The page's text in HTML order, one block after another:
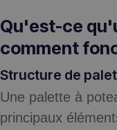
Qu'est-ce
comment
Structure de
Une palette à
principaux